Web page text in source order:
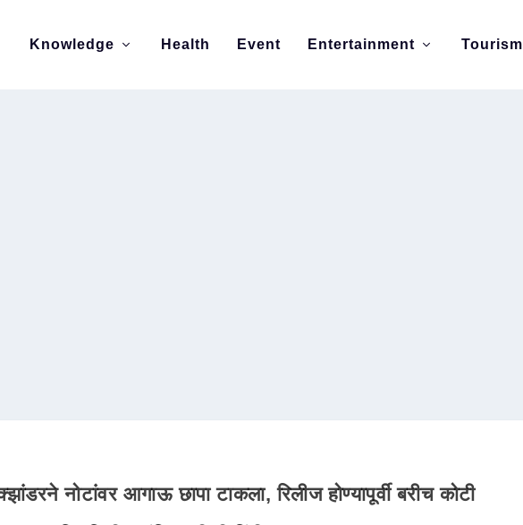
Knowledge Health Event Entertainment Tourism
नोटांवर आगाऊ छापा टाकला, रिलीज होण्यापूर्वी बरीच कोटी